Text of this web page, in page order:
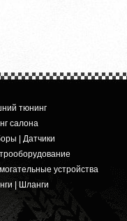
тюнинг
салона
| Датчики
устройства
| Шланги